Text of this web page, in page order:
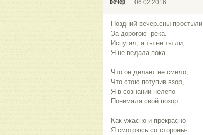
06.02.2016
Поздний вечер.сны простыли
За дорогою- река.
Испугал, а ты не ты ли,
Я не ведала пока.
Что он делает не смело,
Что стою потупив взор,
Я в сознании нелепо
Понимала свой позор
Как ужасно и прекрасно
Я смотрюсь со стороны-